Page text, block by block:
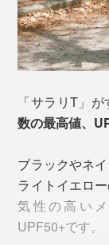
この着心地を
イツ製の編み機
やわらかなナ
立てることで
周りにも縫い
がありません。
「サラリT」
数の最高値、
ブラックやネ
ライトイエロ
気性の高い
UPF50+です。